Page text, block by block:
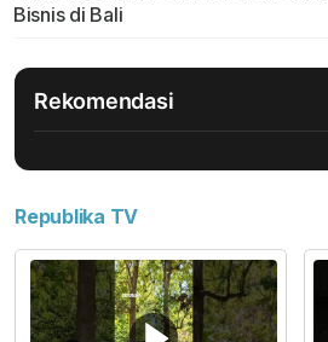
Bisnis di Bali
Rekomendasi
Republika TV